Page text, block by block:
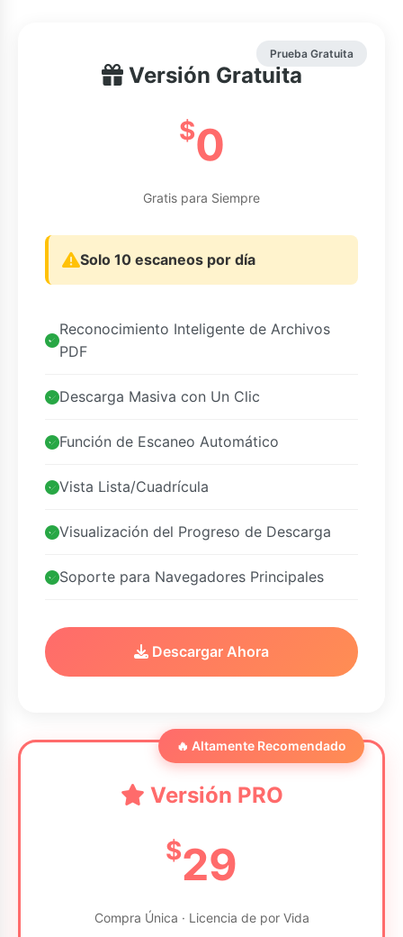
Prueba Gratuita
Versión Gratuita
$0
Gratis para Siempre
Solo 10 escaneos por día
Reconocimiento Inteligente de Archivos
PDF
Descarga Masiva con Un Clic
Función de Escaneo Automático
Vista Lista/Cuadrícula
Visualización del Progreso de Descarga
Soporte para Navegadores Principales
Descargar Ahora
🔥 Altamente Recomendado
Versión PRO
$29
Compra Única · Licencia de por Vida